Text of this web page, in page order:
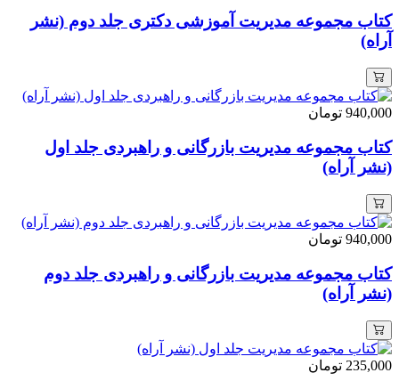
کتاب مجموعه مدیریت آموزشی دکتری جلد دوم (نشر
آراه)
940,000 تومان
کتاب مجموعه‌ مدیریت بازرگانی و راهبردی جلد اول
(نشر آراه)
940,000 تومان
کتاب مجموعه‌ مدیریت بازرگانی و راهبردی جلد دوم
(نشر آراه)
235,000 تومان